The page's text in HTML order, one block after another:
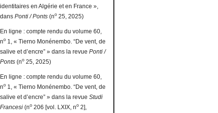
identitaires en Algérie et en France »,
dans Ponti / Ponts (no 25, 2025)
En ligne : compte rendu du volume 60,
no 1, « Tierno Monénembo. “De vent, de
salive et d’encre” » dans la revue Ponti /
Ponts (no 25, 2025)
En ligne : compte rendu du volume 60,
no 1, « Tierno Monénembo. “De vent, de
salive et d’encre” » dans la revue Studi
Francesi (no 206 [vol. LXIX, no 2],